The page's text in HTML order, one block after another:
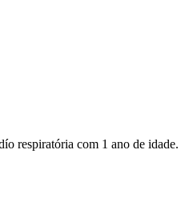
respiratória com 1 ano de idade.